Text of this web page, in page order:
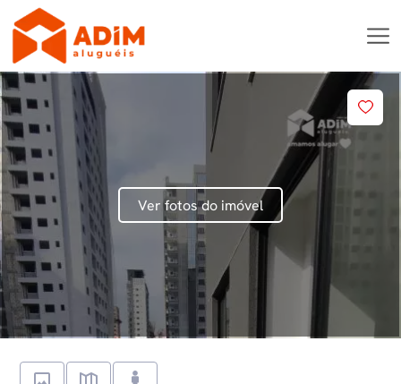
Ver fotos do imóvel